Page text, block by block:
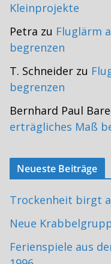
Kleinprojekte
Petra zu Fluglärm
begrenzen
T. Schneider zu
begrenzen
Bernhard Paul
erträgliches Maß
Neueste Beiträge
Trockenheit birgt
Neue
Ferienspiele aus